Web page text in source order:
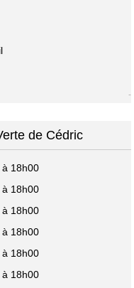
-
de Cédric
18h00
18h00
18h00
18h00
18h00
18h00